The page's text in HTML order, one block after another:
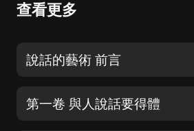
查看更多
說話的藝術 前言
第一卷 與人說話要得體